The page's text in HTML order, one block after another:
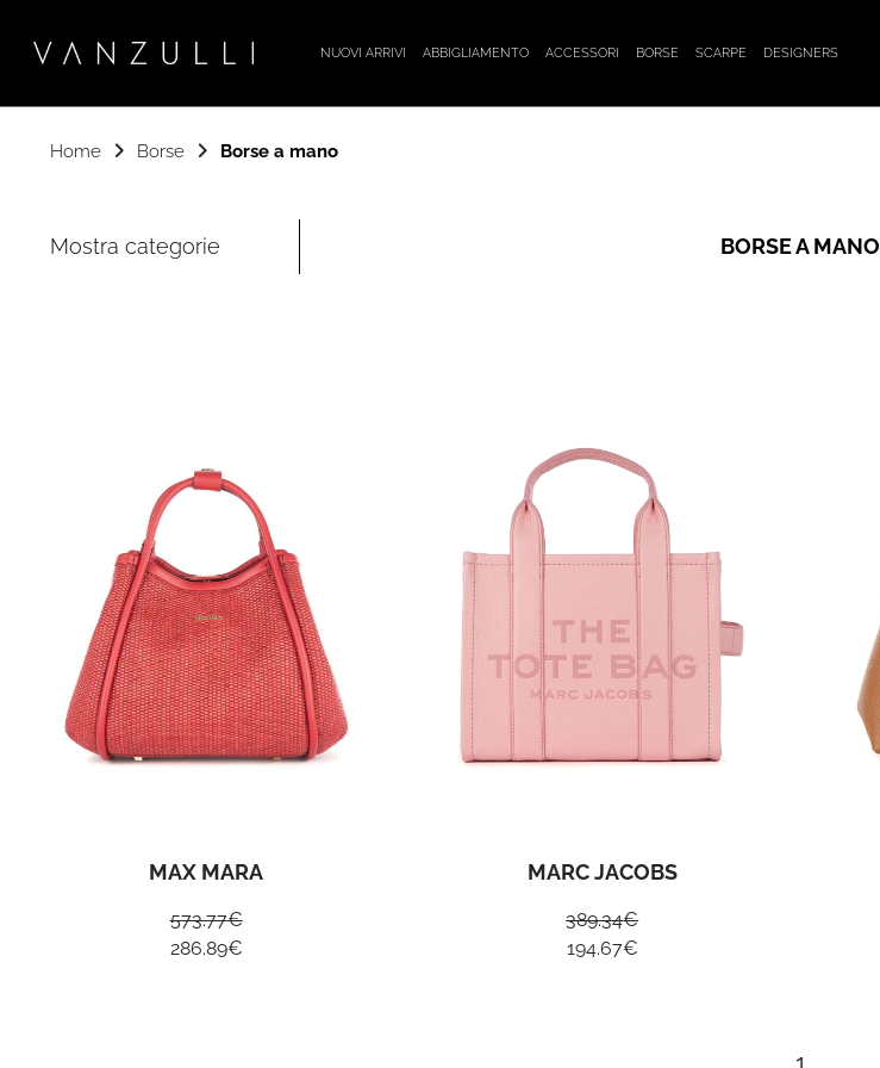
NUOVI ARRIVI ABBIGLIAMENTO ACCESSORI BORSE SCARPE DESIGNERS
Home Borse Borse a mano
Mostra categorie BORSE A MANO
MAX MARA
573.77€
286.89€
MARC JACOBS
389.34€
194.67€